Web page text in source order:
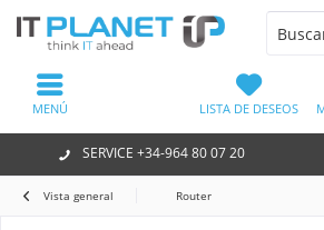
SERVICE +34-964 80 07 20
LISTA DE DESEOS
MENÚ
Vista general Router